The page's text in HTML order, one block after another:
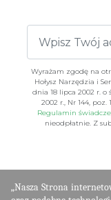
Wyrażam zgodę na
Hołysz Narzędzia i
dnia 18 lipca 2002 r.
2002 r., Nr 144,
Regulamin
nieodpłatnie. Z
„Nasza Strona